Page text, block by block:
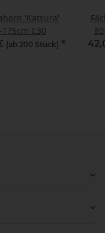
'Katsura'
175cm C30
(ab 200 Stück) *